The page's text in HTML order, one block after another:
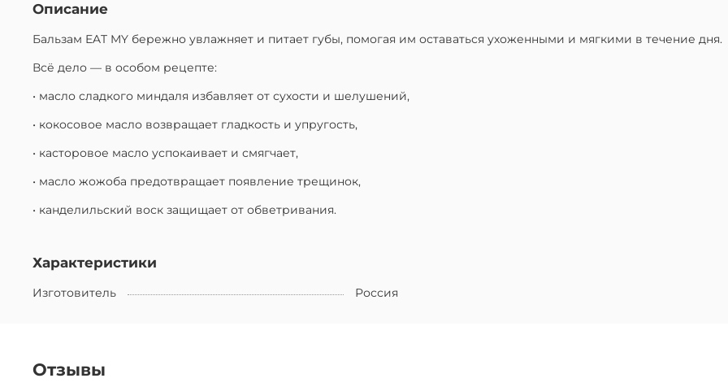
Описание
Бальзам EAT MY бережно увлажняет и питает губы, помогая им оставаться ухоженными и мягкими в течение дня.
Всё дело — в особом рецепте:
• масло сладкого миндаля избавляет от сухости и шелушений,
• кокосовое масло возвращает гладкость и упругость,
• касторовое масло успокаивает и смягчает,
• масло жожоба предотвращает появление трещинок,
• канделильский воск защищает от обветривания.
Характеристики
Изготовитель Россия
Отзывы